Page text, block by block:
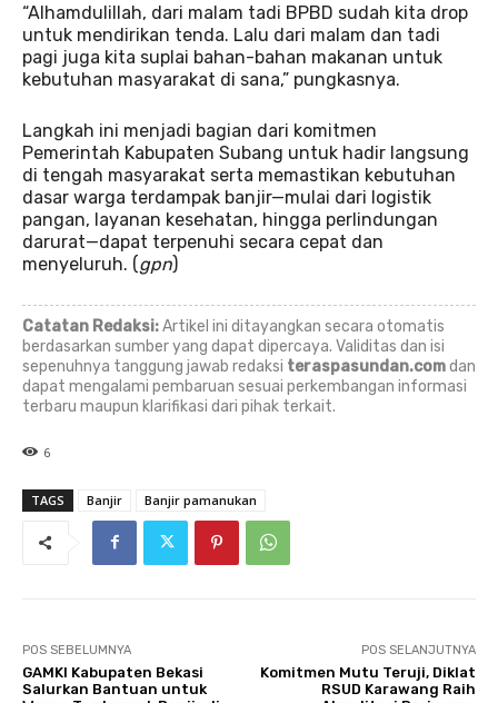
“Alhamdulillah, dari malam tadi BPBD sudah kita drop
untuk mendirikan tenda. Lalu dari malam dan tadi
pagi juga kita suplai bahan-bahan makanan untuk
kebutuhan masyarakat di sana,” pungkasnya.
Langkah ini menjadi bagian dari komitmen
Pemerintah Kabupaten Subang untuk hadir langsung
di tengah masyarakat serta memastikan kebutuhan
dasar warga terdampak banjir—mulai dari logistik
pangan, layanan kesehatan, hingga perlindungan
darurat—dapat terpenuhi secara cepat dan
menyeluruh. (gpn)
Catatan Redaksi:Artikel ini ditayangkan secara otomatis
berdasarkan sumber yang dapat dipercaya. Validitas dan isi
sepenuhnya tanggung jawab redaksi teraspasundan.comdan
dapat mengalami pembaruan sesuai perkembangan informasi
terbaru maupun klarifikasi dari pihak terkait.
6
TAGS Banjir Banjir pamanukan
POS SEBELUMNYA
GAMKI Kabupaten Bekasi
Salurkan Bantuan untuk
POS SELANJUTNYA
Komitmen Mutu Teruji, Diklat
RSUD Karawang Raih